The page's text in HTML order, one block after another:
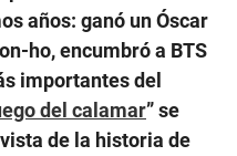
años: ganó un Óscar
ho, encumbró a BTS
importantes del
del calamar” se
de la historia de